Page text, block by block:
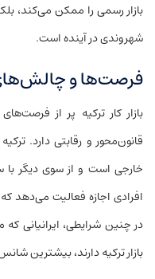
بازار رسمی را ممکن می‌کند،
شهروندی در آینده است.
فرصت‌ها و چالش‌های
بازار کار ترکیه پر از
قانون‌محور و رقابتی دارد.
خارجی است و از سوی دیگر
افرادی اجازه فعالیت می‌دهد
در چنین شرایطی، ایرانیانی
بازار ترکیه دارند، بیشترین